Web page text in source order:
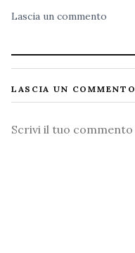
Lascia un commento
LASCIA UN COMMENTO
Commento